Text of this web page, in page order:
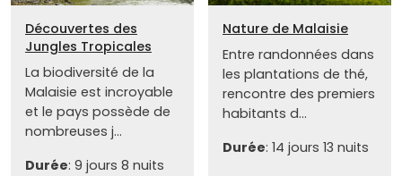
Découvertes des
Jungles Tropicales
La biodiversité de la
Malaisie est incroyable
et le pays possède de
nombreuses j...
Durée: 9 jours 8 nuits
Nature de Malaisie
Entre randonnées dans
les plantations de thé,
rencontre des premiers
habitants d...
Durée: 14 jours 13 nuits